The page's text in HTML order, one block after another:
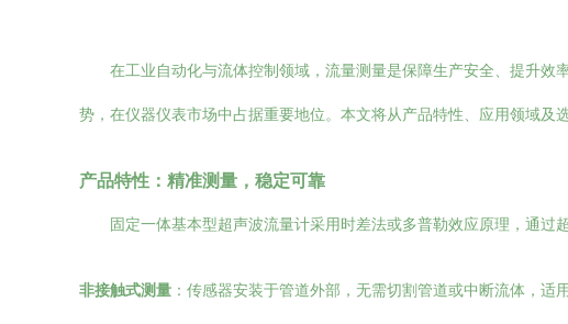
在工业自动化与流体控制领域，流量测量是保障生产安全、提升
势，在仪器仪表市场中占据重要地位。本文将从产品特性、应用领域及
产品特性：精准测量，稳定可靠
固定一体基本型超声波流量计采用时差法或多普勒效应原理，通过
非接触式测量 ：传感器安装于管道外部，无需切割管道或中断流体，适